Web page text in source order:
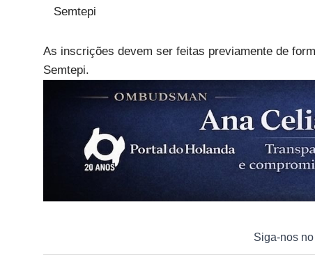
Semtepi
As inscrições devem ser feitas previamente de
Semtepi.
Siga-nos no